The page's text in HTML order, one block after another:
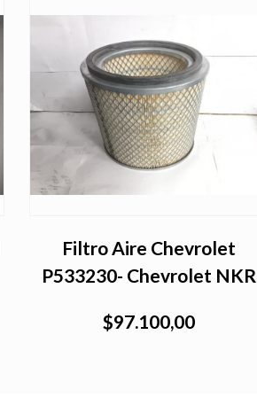
Filtro Aire Chevrolet
P533230- Chevrolet NKR
$97.100,00